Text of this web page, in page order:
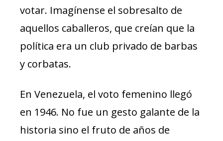
votar. Imagínense el sobresalto de
aquellos caballeros, que creían que la
política era un club privado de barbas
y corbatas.
En Venezuela, el voto femenino llegó
en 1946. No fue un gesto galante de la
historia sino el fruto de años de